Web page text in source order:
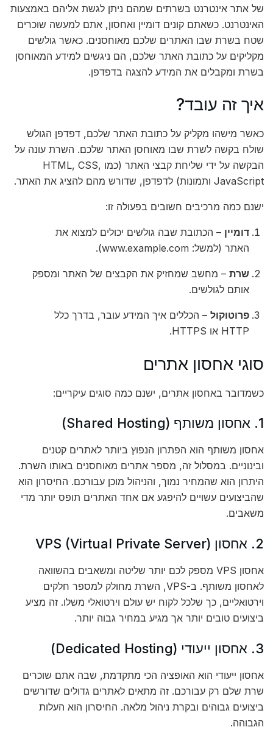
של אתר אינטרנט בשרתים שמהם ניתן לגשת אליהם באמצעות
האינטרנט. כשאתם קונים דומיין ואחסון, אתם למעשה שוכרים
שטח בשרת שבו האתרים שלכם מאוחסנים. כאשר גולשים
מקליקים על כתובת האתר שלכם, הם ניגשים למידע המאוחסן
בשרת ומקבלים את המידע להצגה בדפדפן.
איך זה עובד?
כאשר מישהו מקליק על כתובת האתר שלכם, דפדפן הגולש
שולח בקשה לשרת שבו מאוחסן האתר שלכם. השרת עונה על
הבקשה על ידי שליחת קבצי האתר (כמו HTML, CSS,
JavaScript ותמונות) לדפדפן, שדורש מהם להציג את האתר.
ישנם כמה מרכיבים חשובים בפעולה זו:
דומיין – הכתובת שבה גולשים יכולים למצוא את
האתר (למשל: www.example.com).
שרת – מחשב שמחזיק את הקבצים של האתר ומספק
אותם לגולשים.
פרוטוקול – הכללים איך המידע עובר, בדרך כלל
HTTP או HTTPS.
סוגי אחסון אתרים
כשמדובר באחסון אתרים, ישנם כמה סוגים עיקריים:
1. אחסון משותף (Shared Hosting)
אחסון משותף הוא הפתרון הנפוץ ביותר לאתרים קטנים
ובינוניים. במסלול זה, מספר אתרים מאוחסנים באותו השרת.
היתרון הוא שהמחיר נמוך, והניהול מוכן עבורכם. החיסרון הוא
שהביצועים עשויים להיפגע אם אחד האתרים תופס יותר מדי
משאבים.
2. אחסון VPS (Virtual Private Server)
אחסון VPS מספק לכם יותר שליטה ומשאבים בהשוואה
לאחסון משותף. ב-VPS, השרת מחולק למספר חלקים
וירטואליים, כך שלכל לקוח יש עולם וירטואלי משלו. זה מציע
ביצועים טובים יותר אך מגיע במחיר גבוה יותר.
3. אחסון ייעודי (Dedicated Hosting)
אחסון ייעודי הוא האופציה הכי מתקדמת, שבה אתם שוכרים
שרת שלם רק עבורכם. זה מתאים לאתרים גדולים שדורשים
ביצועים גבוהים ובקרת ניהול מלאה. החיסרון הוא העלות
הגבוהה.